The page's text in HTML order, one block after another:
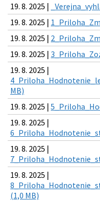
19. 8. 2025 |
19. 8. 2025 |
19. 8. 2025 |
19. 8. 2025 |
19. 8. 2025 |
MB)
19. 8. 2025 |
19. 8. 2025 |
19. 8. 2025 |
19. 8. 2025 |
(1,0 MB)